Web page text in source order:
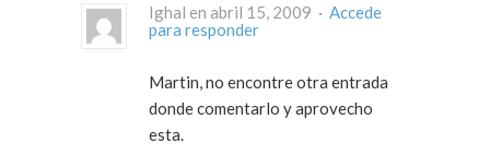
Ighal en abril 15, 2009 · Accede
para responder
Martin, no encontre otra entrada
donde comentarlo y aprovecho
esta.